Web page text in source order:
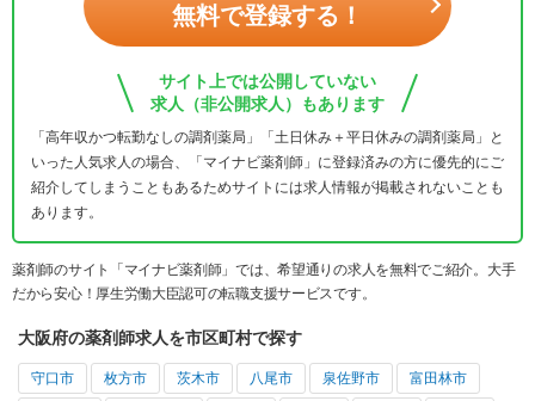
無料で登録する！
サイト上では公開していない
求人（非公開求人）もあります
「高年収かつ転勤なしの調剤薬局」「土日休み＋平日休みの調剤薬局」と
いった人気求人の場合、「マイナビ薬剤師」に登録済みの方に優先的にご
紹介してしまうこともあるためサイトには求人情報が掲載されないことも
あります。
薬剤師のサイト「マイナビ薬剤師」では、希望通りの求人を無料でご紹介。大手
だから安心！厚生労働大臣認可の転職支援サービスです。
大阪府の薬剤師求人を市区町村で探す
守口市 枚方市 茨木市 八尾市 泉佐野市 富田林市